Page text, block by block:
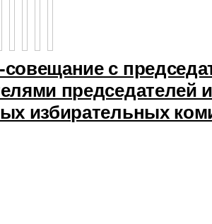
с
председателей
избирательных